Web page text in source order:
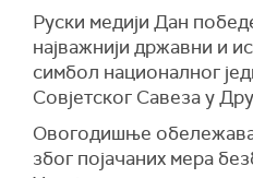
Руски медији Дан
најважнији државни и
симбол националног
Совјетског Савеза у
Овогодишње
због појачаних мера